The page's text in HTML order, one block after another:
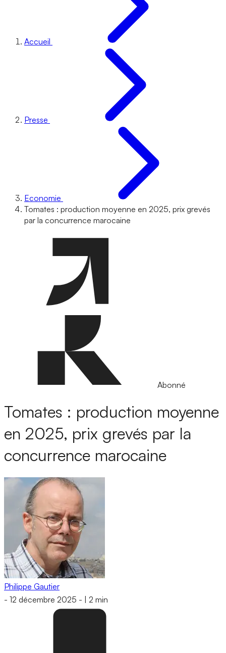
Accueil
Presse
Economie
Tomates : production moyenne en 2025, prix grevés
par la concurrence marocaine
Abonné
Tomates : production moyenne
en 2025, prix grevés par la
concurrence marocaine
Philippe Gautier
- 12 décembre 2025 - 2 min